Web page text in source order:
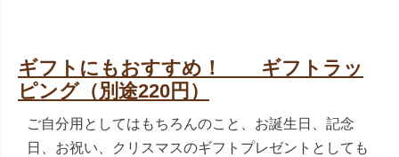
ギフトにもおすすめ！ ギフトラッ
ピング（別途220円）
ご自分用としてはもちろんのこと、お誕生日、記念
日、お祝い、クリスマスのギフトプレゼントとしても